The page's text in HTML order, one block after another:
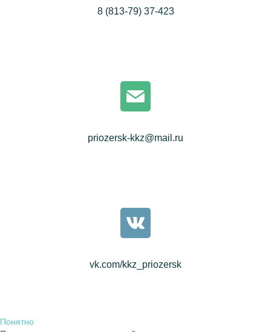
8 (813-79) 37-423
priozersk-kkz@mail.ru
vk.com/kkz_priozersk
Понятно